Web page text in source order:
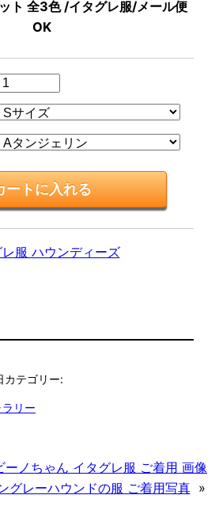
ト 全3色 /イタグレ服/メール便
OK
服 ハウンディーズ
カテゴリー:
リー
ーノちゃん イタグレ服 ご着用 画像
グレーハウンドの服 ご着用写真 »